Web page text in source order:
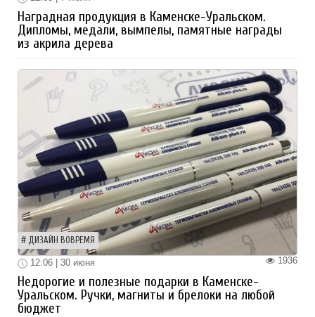
Наградная продукция в Каменске-Уральском.
Дипломы, медали, вымпелы, памятные награды
из акрила дерева
ДИЗАЙН ВОВРЕМЯ
1936
12:06 | 30 июня
Недорогие и полезные подарки в Каменске-
Уральском. Ручки, магниты и брелоки на любой
бюджет